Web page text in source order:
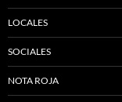
LOCALES
SOCIALES
NOTA ROJA